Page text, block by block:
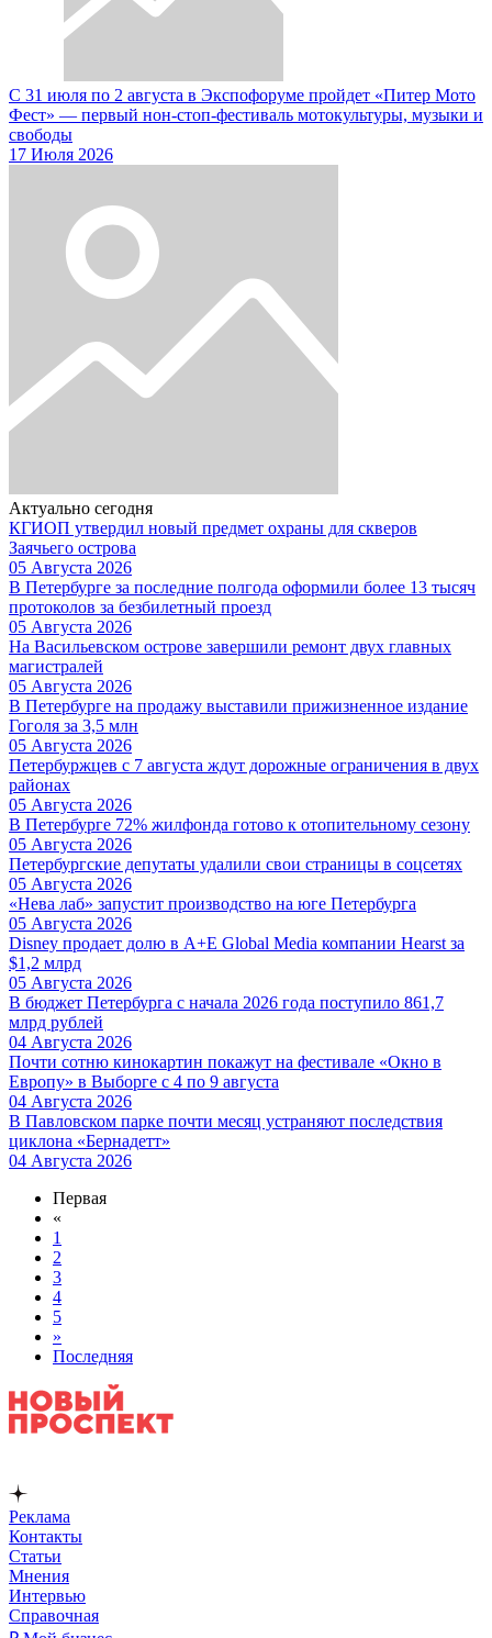
С 31 июля по 2 августа в Экспофоруме пройдет «Питер Мото
Фест» — первый нон-стоп-фестиваль мотокультуры, музыки и
свободы
17 Июля 2026
Актуально сегодня
КГИОП утвердил новый предмет охраны для скверов
Заячьего острова
05 Августа 2026
В Петербурге за последние полгода оформили более 13 тысяч
протоколов за безбилетный проезд
05 Августа 2026
На Васильевском острове завершили ремонт двух главных
магистралей
05 Августа 2026
В Петербурге на продажу выставили прижизненное издание
Гоголя за 3,5 млн
05 Августа 2026
Петербуржцев с 7 августа ждут дорожные ограничения в двух
районах
05 Августа 2026
В Петербурге 72% жилфонда готово к отопительному сезону
05 Августа 2026
Петербургские депутаты удалили свои страницы в соцсетях
05 Августа 2026
«Нева лаб» запустит производство на юге Петербурга
05 Августа 2026
Disney продает долю в A+E Global Media компании Hearst за
$1,2 млрд
05 Августа 2026
В бюджет Петербурга с начала 2026 года поступило 861,7
млрд рублей
04 Августа 2026
Почти сотню кинокартин покажут на фестивале «Окно в
Европу» в Выборге с 4 по 9 августа
04 Августа 2026
В Павловском парке почти месяц устраняют последствия
циклона «Бернадетт»
04 Августа 2026
Первая
«
1
2
3
4
5
»
Последняя
Реклама
Контакты
Статьи
Мнения
Интервью
Справочная